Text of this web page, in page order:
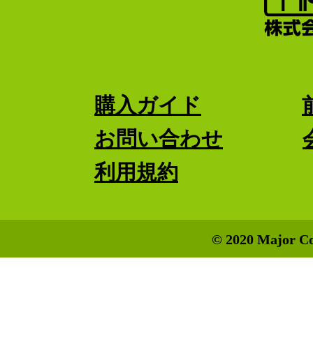
購入ガイド
お問い合わせ
利用規約
© 2020 Major